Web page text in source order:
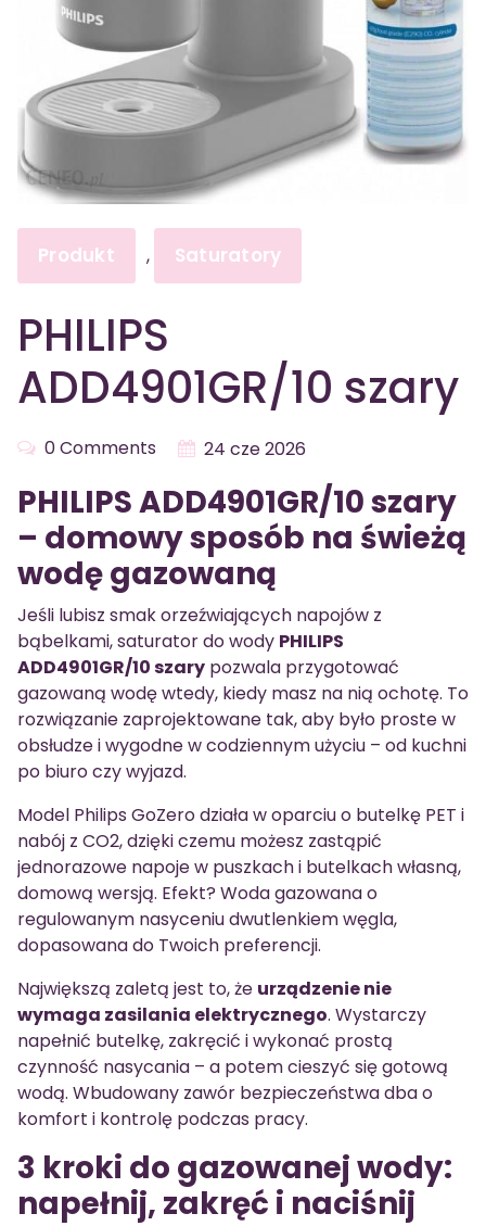
Produkt , Saturatory
PHILIPS
ADD4901GR/10 szary
0 Comments 24 cze 2026
PHILIPS ADD4901GR/10 szary
– domowy sposób na świeżą
wodę gazowaną
Jeśli lubisz smak orzeźwiających napojów z
bąbelkami, saturator do wody PHILIPS
ADD4901GR/10 szary pozwala przygotować
gazowaną wodę wtedy, kiedy masz na nią ochotę. To
rozwiązanie zaprojektowane tak, aby było proste w
obsłudze i wygodne w codziennym użyciu – od kuchni
po biuro czy wyjazd.
Model Philips GoZero działa w oparciu o butelkę PET i
nabój z CO2, dzięki czemu możesz zastąpić
jednorazowe napoje w puszkach i butelkach własną,
domową wersją. Efekt? Woda gazowana o
regulowanym nasyceniu dwutlenkiem węgla,
dopasowana do Twoich preferencji.
Największą zaletą jest to, że urządzenie nie
wymaga zasilania elektrycznego. Wystarczy
napełnić butelkę, zakręcić i wykonać prostą
czynność nasycania – a potem cieszyć się gotową
wodą. Wbudowany zawór bezpieczeństwa dba o
komfort i kontrolę podczas pracy.
3 kroki do gazowanej wody:
napełnij, zakręć i naciśnij